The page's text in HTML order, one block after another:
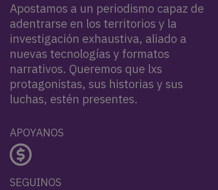
Apostamos a un periodismo capaz de
adentrarse en los territorios y la
investigación exhaustiva, aliado a
nuevas tecnologías y formatos
narrativos. Queremos que lxs
protagonistas, sus historias y sus
luchas, estén presentes.
APOYANOS
SEGUINOS